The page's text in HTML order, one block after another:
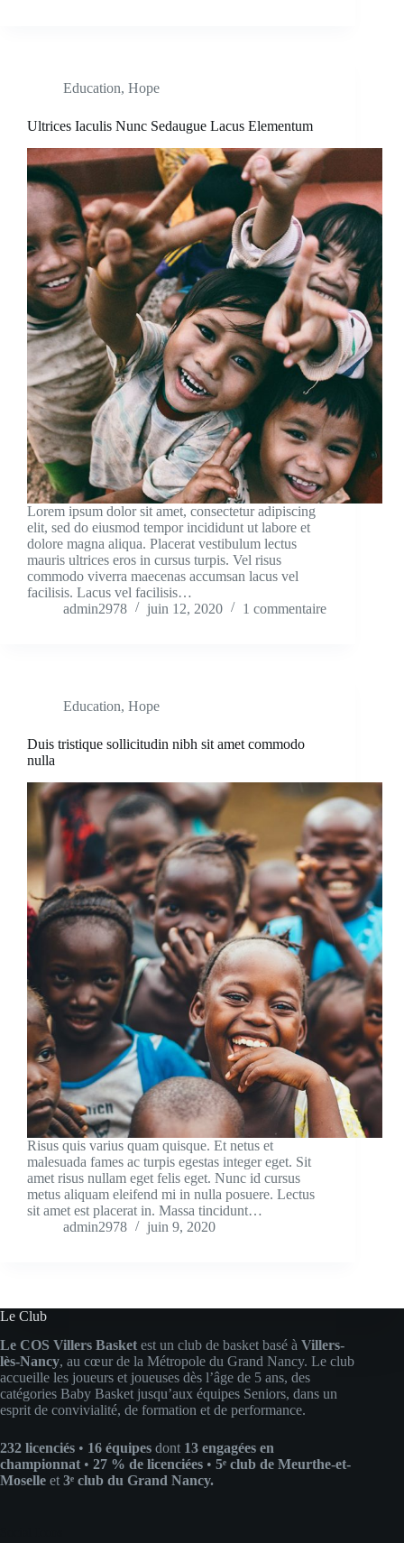
Education, Hope
Ultrices Iaculis Nunc Sedaugue Lacus Elementum
Lorem ipsum dolor sit amet, consectetur adipiscing
elit, sed do eiusmod tempor incididunt ut labore et
dolore magna aliqua. Placerat vestibulum lectus
mauris ultrices eros in cursus turpis. Vel risus
commodo viverra maecenas accumsan lacus vel
facilisis. Lacus vel facilisis…
admin2978
juin 12, 2020 1 commentaire
Education, Hope
Duis tristique sollicitudin nibh sit amet commodo
nulla
Risus quis varius quam quisque. Et netus et
malesuada fames ac turpis egestas integer eget. Sit
amet risus nullam eget felis eget. Nunc id cursus
metus aliquam eleifend mi in nulla posuere. Lectus
sit amet est placerat in. Massa tincidunt…
admin2978
juin 9, 2020
Le Club
Le COS Villers Basket est un club de basket basé à Villers-
lès-Nancy, au cœur de la Métropole du Grand Nancy. Le club
accueille les joueurs et joueuses dès l’âge de 5 ans, des
catégories Baby Basket jusqu’aux équipes Seniors, dans un
esprit de convivialité, de formation et de performance.
232 licenciés • 16 équipes dont 13 engagées en
championnat • 27 % de licenciées • 5ᵉ club de Meurthe-et-
Moselle et 3ᵉ club du Grand Nancy.